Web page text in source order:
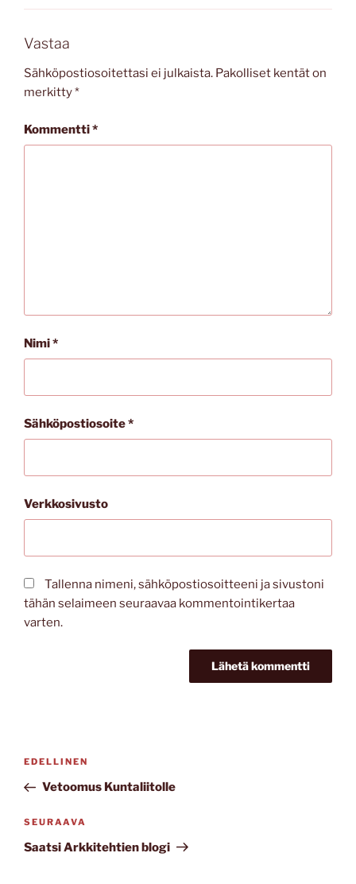
Vastaa
Sähköpostiosoitettasi ei julkaista. Pakolliset kentät on
merkitty*
Kommentti*
Nimi*
Sähköpostiosoite*
Verkkosivusto
Tallenna nimeni, sähköpostiosoitteeni ja sivustoni
tähän selaimeen seuraavaa kommentointikertaa
varten.
Artikkelien
Edellinen
artikkeli
EDELLINEN
Vetoomus Kuntaliitolle
Seuraava
artikkeli
SEURAAVA
Saatsi Arkkitehtien blogi